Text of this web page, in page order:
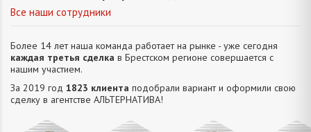
Все наши сотрудники
Более 14 лет наша команда работает на рынке - уже сегодня
каждая третья сделка в Брестском регионе совершается с
нашим участием.
За 2019 год 1823 клиента подобрали вариант и оформили свою
сделку в агентстве АЛЬТЕРНАТИВA!